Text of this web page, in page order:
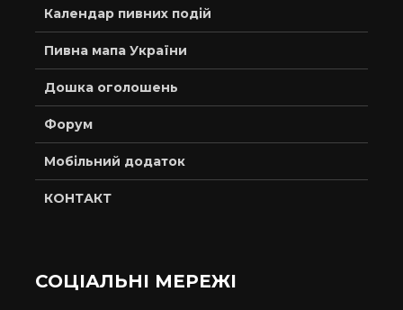
Календар пивних подій
Пивна мапа України
Дошка оголошень
Форум
Мобільний додаток
КОНТАКТ
СОЦІАЛЬНІ МЕРЕЖІ